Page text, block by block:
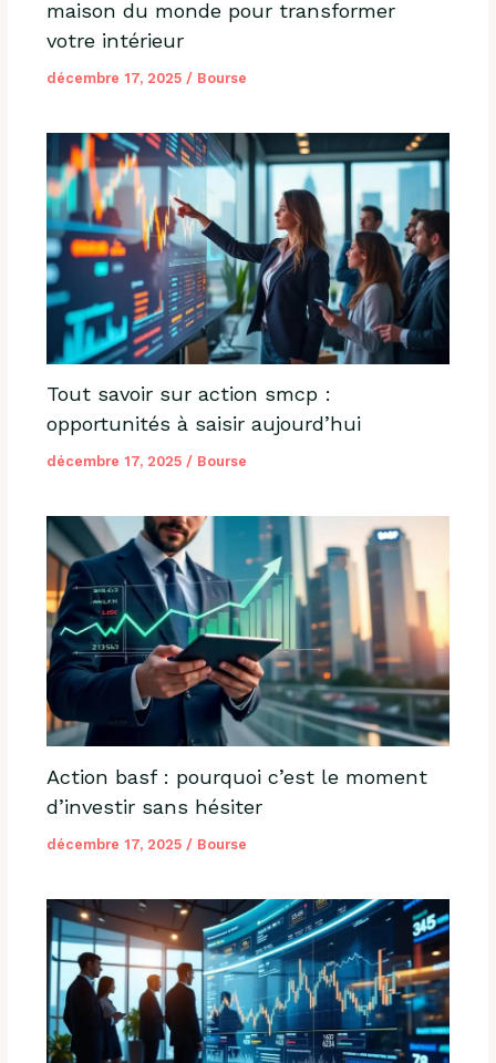
maison du monde pour transformer
votre intérieur
décembre 17, 2025 / Bourse
Tout savoir sur action smcp :
opportunités à saisir aujourd’hui
décembre 17, 2025 / Bourse
Action basf : pourquoi c’est le moment
d’investir sans hésiter
décembre 17, 2025 / Bourse